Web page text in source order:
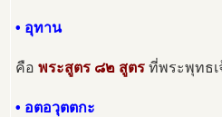
• อุทาน
คือ พระสูตร ๘๒ สูตร ที่พระพุทธ
• อตอวุตตกะ